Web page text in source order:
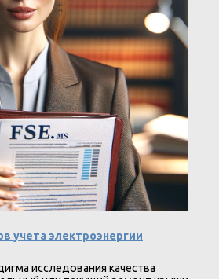
учета электроэнергии
исследования качества